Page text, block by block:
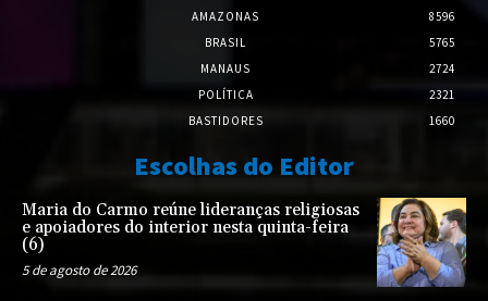
AMAZONAS
8596
BRASIL
5765
MANAUS
2724
POLÍTICA
2321
BASTIDORES
1660
Escolhas do Editor
Maria do Carmo reúne lideranças religiosas
e apoiadores do interior nesta quinta-feira
(6)
5 de agosto de 2026